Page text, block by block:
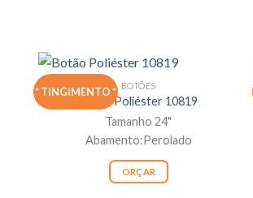
* TINGIMENTO * BOTÕES
Botão Poliéster 10819
Tamanho 24"
Abamento:Perolado
ORÇAR